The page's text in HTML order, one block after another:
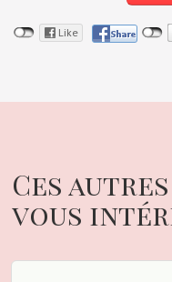
Ces
vous